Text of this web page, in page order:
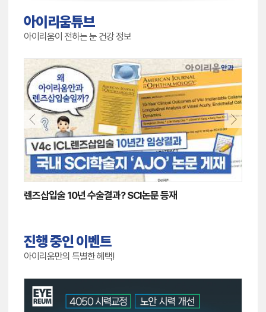
아이리움튜브
아이리움이 전하는 눈 건강 정보
렌즈삽입술 EVO ICL 공로상, 최진영 대표원장
진행 중인 이벤트
아이리움만의 특별한 혜택!